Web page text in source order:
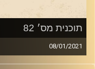
תוכנית מס׳ 82
08/01/2021
לכבוד הסגר